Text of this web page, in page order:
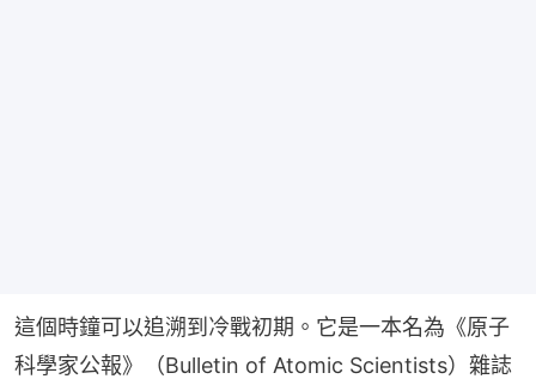
這個時鐘可以追溯到冷戰初期。它是一本名為《原子
科學家公報》（Bulletin of Atomic Scientists）雜誌